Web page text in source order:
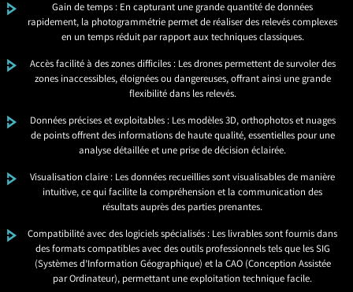
Gain de temps : En capturant une grande quantité de données
rapidement, la photogrammétrie permet de réaliser des relevés complexes
en un temps réduit par rapport aux techniques classiques.
Accès facilité à des zones difficiles : Les drones permettent de survoler des
zones inaccessibles, éloignées ou dangereuses, offrant ainsi une grande
flexibilité dans les relevés.
Données précises et exploitables : Les modèles 3D, orthophotos et nuages
de points offrent des informations de haute qualité, essentielles pour une
analyse détaillée et une prise de décision éclairée.
Visualisation claire : Les données recueillies sont visualisables de manière
intuitive, ce qui facilite la compréhension et la communication des
résultats auprès des parties prenantes.
Compatibilité avec des logiciels spécialisés : Les livrables sont fournis dans
des formats compatibles avec des outils professionnels tels que les SIG
(Systèmes d’Information Géographique) et la CAO (Conception Assistée
par Ordinateur), permettant une exploitation technique facile.